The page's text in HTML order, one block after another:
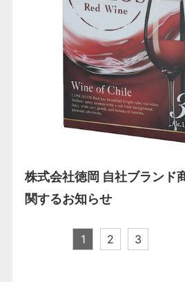
株式会社徳岡 自社ブランド
関するお知らせ
1 2 3